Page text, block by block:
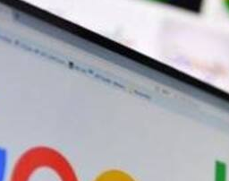
में बहुत कुछ जानती है। जी हां,
आपको विज्ञापन